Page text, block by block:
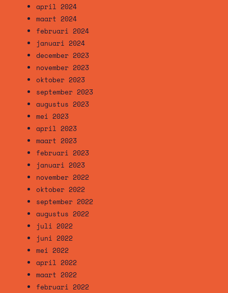
april 2024
maart 2024
februari 2024
januari 2024
december 2023
november 2023
oktober 2023
september 2023
augustus 2023
mei 2023
april 2023
maart 2023
februari 2023
januari 2023
november 2022
oktober 2022
september 2022
augustus 2022
juli 2022
juni 2022
mei 2022
april 2022
maart 2022
februari 2022